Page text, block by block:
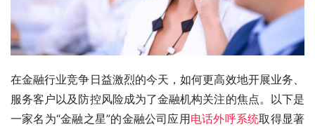
在金融行业竞争日益激烈的今天，如何更高效地开展业务、
服务客户以及防控风险成为了金融机构关注的焦点。以下是
一家名为“金融之星”的金融公司应用电话外呼系统取得显著